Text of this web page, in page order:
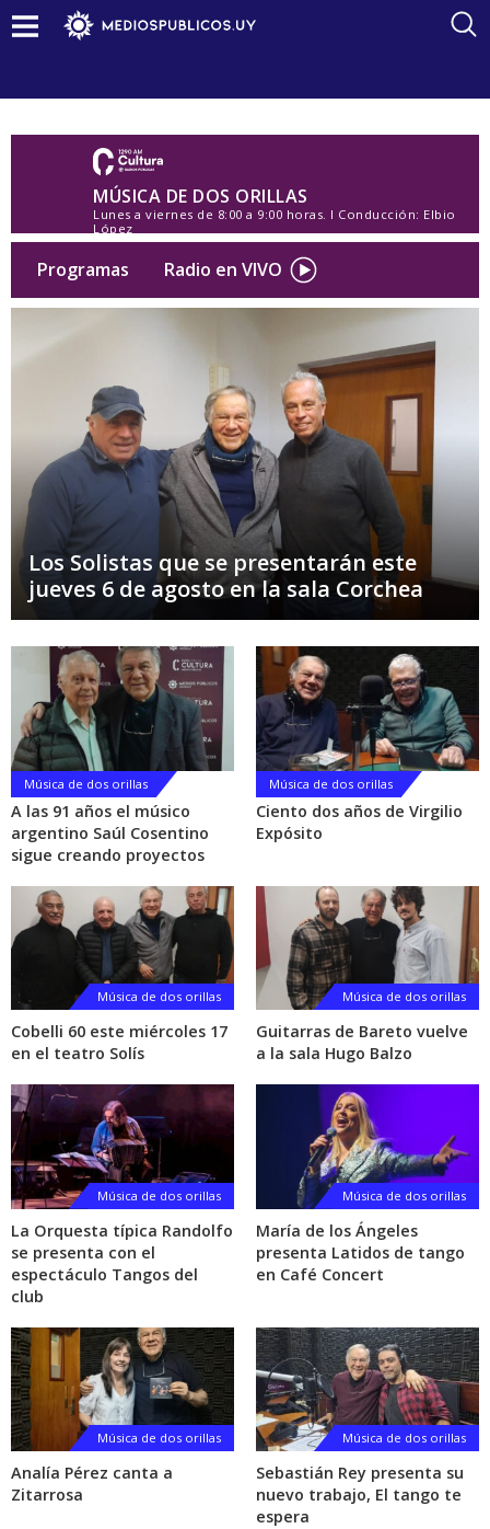
MÚSICA DE DOS ORILLAS
Lunes a viernes de 8:00 a 9:00 horas. l Conducción: Elbio
López
Programas Radio en VIVO
Los Solistas que se presentarán este
jueves 6 de agosto en la sala Corchea
Música de dos orillas
A las 91 años el músico
argentino Saúl Cosentino
sigue creando proyectos
Música de dos orillas
Ciento dos años de Virgilio
Expósito
Música de dos orillas
Cobelli 60 este miércoles 17
en el teatro Solís
Música de dos orillas
Guitarras de Bareto vuelve
a la sala Hugo Balzo
Música de dos orillas
La Orquesta típica Randolfo
se presenta con el
espectáculo Tangos del
club
Música de dos orillas
María de los Ángeles
presenta Latidos de tango
en Café Concert
Música de dos orillas
Analía Pérez canta a
Zitarrosa
Música de dos orillas
Sebastián Rey presenta su
nuevo trabajo, El tango te
espera